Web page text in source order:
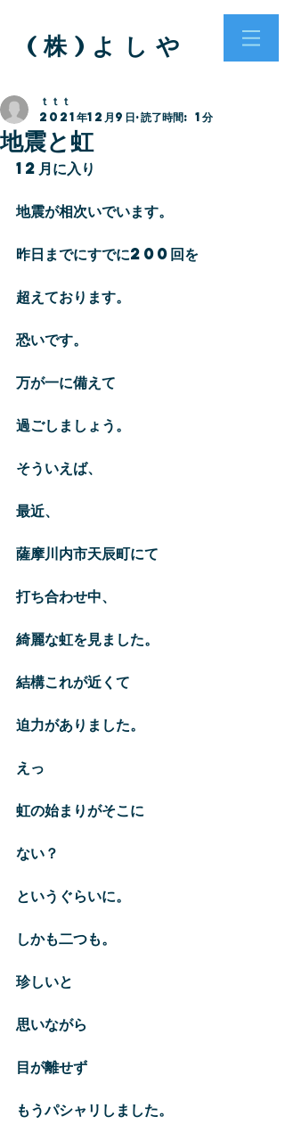
( 株 ) よ し や
地震と虹
ｔｔｔ
2021年12月9日 読了時間: 1分
12月に入り
地震が相次いでいます。
昨日までにすでに200回を
超えております。
恐いです。
万が一に備えて
過ごしましょう。
そういえば、
最近、
薩摩川内市天辰町にて
打ち合わせ中、
綺麗な虹を見ました。
結構これが近くて
迫力がありました。
えっ
虹の始まりがそこに
ない？
というぐらいに。
しかも二つも。
珍しいと
思いながら
目が離せず
もうパシャリしました。